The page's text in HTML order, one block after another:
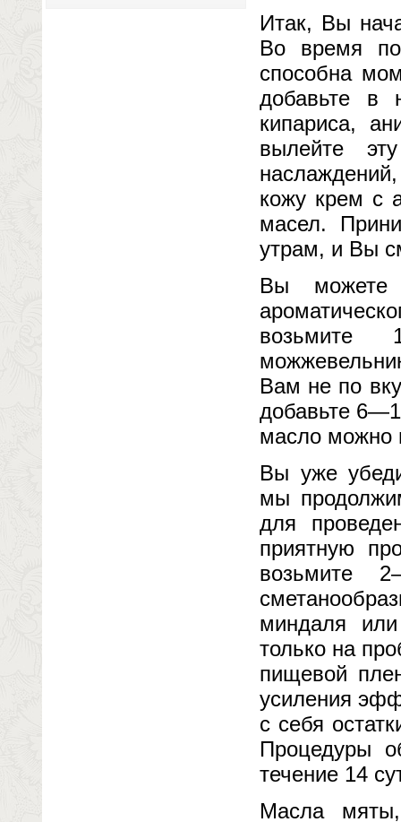
Итак, Вы
Во время
способна
добавьте в
кипариса,
вылейте
кожу крем с
масел.
утрам, и Вы
Вы можете
возьмите
Вам не по
добавьте
масло можно
Вы уже
мы
для
приятную
возьмите
миндаля
только на
пищевой
усиления
с себя
Процедуры
течение 14
Масла